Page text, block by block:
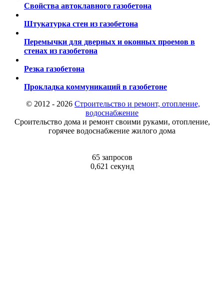
Свойства автоклавного газобетона
Штукатурка стен из газобетона
Перемычки для дверных и оконных проемов в
стенах из газобетона
Резка газобетона
Прокладка коммуникаций в газобетоне
© 2012 - 2026 Строительство и ремонт, отопление,
водоснабжение
Сроительство дома и ремонт своими руками, отопление,
горячее водоснабжение жилого дома
65 запросов
0,621 секунд